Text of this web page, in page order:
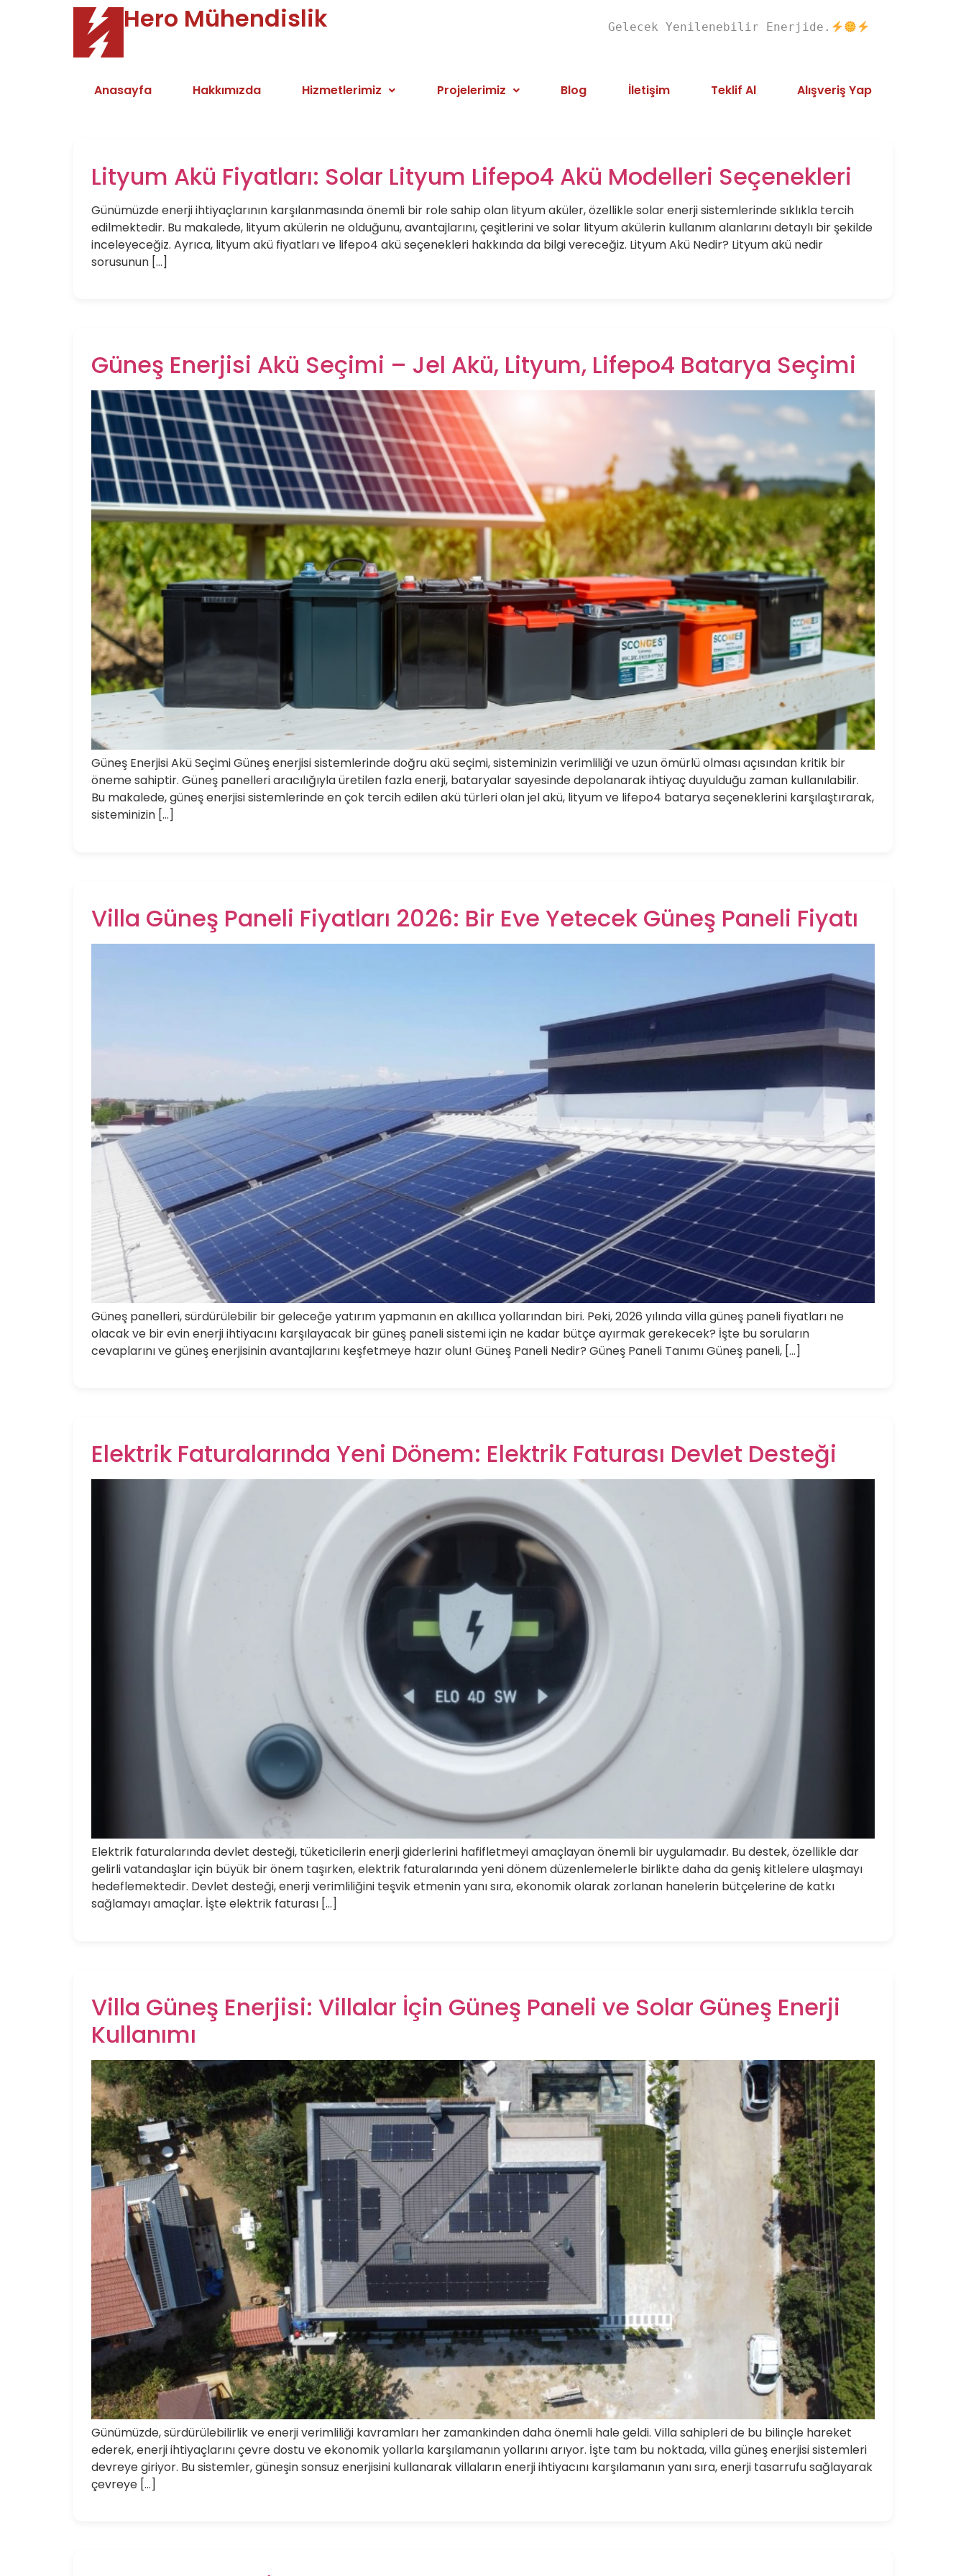
Hero Mühendislik Gelecek Yenilenebilir Enerjide.
Anasayfa Hakkımızda Hizmetlerimiz Projelerimiz Blog İletişim Teklif Al Alışveriş Yap
Lityum Akü Fiyatları: Solar Lityum Lifepo4 Akü Modelleri Seçenekleri
Günümüzde enerji ihtiyaçlarının karşılanmasında önemli bir role sahip olan lityum aküler, özellikle solar enerji sistemlerinde sıklıkla tercih
edilmektedir. Bu makalede, lityum akülerin ne olduğunu, avantajlarını, çeşitlerini ve solar lityum akülerin kullanım alanlarını detaylı bir şekilde
inceleyeceğiz. Ayrıca, lityum akü fiyatları ve lifepo4 akü seçenekleri hakkında da bilgi vereceğiz. Lityum Akü Nedir? Lityum akü nedir
sorusunun […]
Güneş Enerjisi Akü Seçimi – Jel Akü, Lityum, Lifepo4 Batarya Seçimi
Güneş Enerjisi Akü Seçimi Güneş enerjisi sistemlerinde doğru akü seçimi, sisteminizin verimliliği ve uzun ömürlü olması açısından kritik bir
öneme sahiptir. Güneş panelleri aracılığıyla üretilen fazla enerji, bataryalar sayesinde depolanarak ihtiyaç duyulduğu zaman kullanılabilir.
Bu makalede, güneş enerjisi sistemlerinde en çok tercih edilen akü türleri olan jel akü, lityum ve lifepo4 batarya seçeneklerini karşılaştırarak,
sisteminizin […]
Villa Güneş Paneli Fiyatları 2026: Bir Eve Yetecek Güneş Paneli Fiyatı
Güneş panelleri, sürdürülebilir bir geleceğe yatırım yapmanın en akıllıca yollarından biri. Peki, 2026 yılında villa güneş paneli fiyatları ne
olacak ve bir evin enerji ihtiyacını karşılayacak bir güneş paneli sistemi için ne kadar bütçe ayırmak gerekecek? İşte bu soruların
cevaplarını ve güneş enerjisinin avantajlarını keşfetmeye hazır olun! Güneş Paneli Nedir? Güneş Paneli Tanımı Güneş paneli, […]
Elektrik Faturalarında Yeni Dönem: Elektrik Faturası Devlet Desteği
Elektrik faturalarında devlet desteği, tüketicilerin enerji giderlerini hafifletmeyi amaçlayan önemli bir uygulamadır. Bu destek, özellikle dar
gelirli vatandaşlar için büyük bir önem taşırken, elektrik faturalarında yeni dönem düzenlemelerle birlikte daha da geniş kitlelere ulaşmayı
hedeflemektedir. Devlet desteği, enerji verimliliğini teşvik etmenin yanı sıra, ekonomik olarak zorlanan hanelerin bütçelerine de katkı
sağlamayı amaçlar. İşte elektrik faturası […]
Villa Güneş Enerjisi: Villalar İçin Güneş Paneli ve Solar Güneş Enerji
Kullanımı
Günümüzde, sürdürülebilirlik ve enerji verimliliği kavramları her zamankinden daha önemli hale geldi. Villa sahipleri de bu bilinçle hareket
ederek, enerji ihtiyaçlarını çevre dostu ve ekonomik yollarla karşılamanın yollarını arıyor. İşte tam bu noktada, villa güneş enerjisi sistemleri
devreye giriyor. Bu sistemler, güneşin sonsuz enerjisini kullanarak villaların enerji ihtiyacını karşılamanın yanı sıra, enerji tasarrufu sağlayarak
çevreye […]